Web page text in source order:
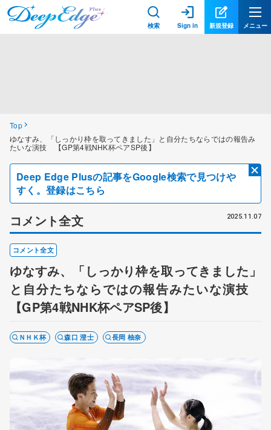
検索 Sign in 新規登録 メニュー
Top
ゆなすみ、「しっかり枠を取ってきました」と自分たちならではの報告み
たいな演技 【GP第4戦NHK杯ペアSP後】
Deep Edge Plusの記事をGoogle検索で見つけや
すく。登録はこちら
コメント全文 2025.11.07
コメント全文
ゆなすみ、「しっかり枠を取ってきました」
と自分たちならではの報告みたいな演技
【GP第4戦NHK杯ペアSP後】
ＮＨＫ杯 森口 澄士 長岡 柚奈